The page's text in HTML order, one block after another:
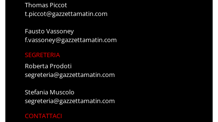
Thomas Piccot
t.piccot@gazzettamatin.com
Fausto Vassoney
f.vassoney@gazzettamatin.com
SEGRETERIA
Roberta Prodoti
segreteria@gazzettamatin.com
Stefania Muscolo
segreteria@gazzettamatin.com
CONTATTACI